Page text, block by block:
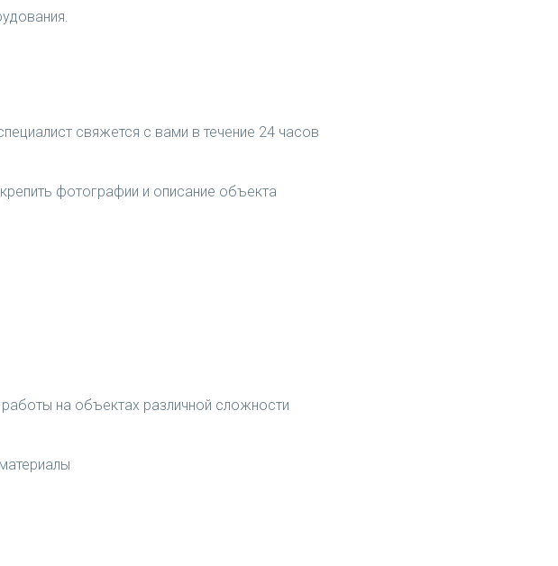
свяжется с вами в течение 24 часов
фотографии и описание объекта
на объектах различной сложности